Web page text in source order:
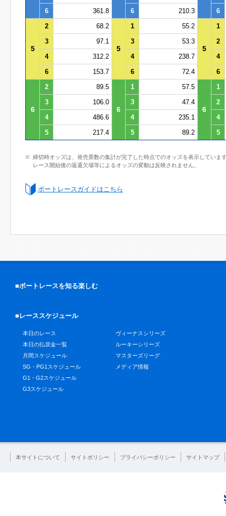
6
361.8 6 210.3 6
5
2 68.2
5
1 55.2
5
1
3
97.1 3 53.3
2
4
312.2 4 238.7
4
6
153.7 6 72.4 6
6
2 89.5
6
1 57.5
6
1
3
106.0 3 47.4
2
4
486.6 4 235.1
4
5
217.4 5 89.2 5
締切時オッズは、発売票数の集計が完了した時点でのオッズを表示していま
レース開始後の返還欠場等によるオッズの変動は反映されません。
ボートレースガイドはこちら
■ボートレースを知る楽しむ
■レーススケジュール
本日のレース
本日の払戻金一覧
月間スケジュール
SG・PG1スケジュール
G1・G2スケジュール
G3スケジュール
ヴィーナスシリーズ
ルーキーシリーズ
マスターズリーグ
メディア情報
本サイトについて サイトポリシー プライバシーポリシー サイトマップ